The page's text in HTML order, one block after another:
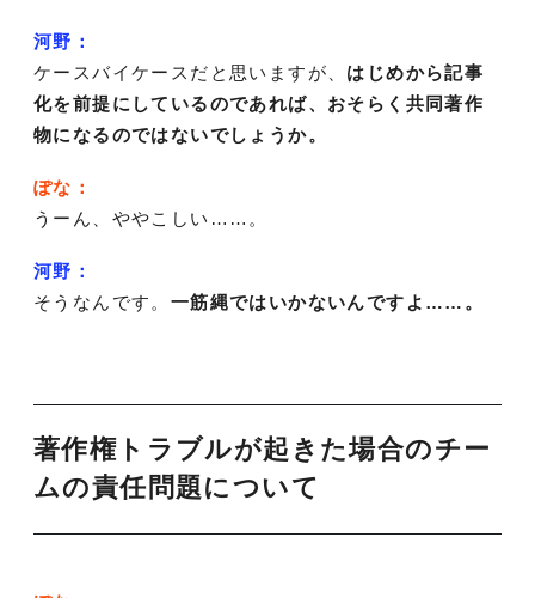
河野：
ケースバイケースだと思いますが、 はじめから記事
化を前提にしているのであれば、おそらく共同著作
物になるのではないでしょうか。
ぽな：
うーん、ややこしい……。
河野：
そうなんです。 一筋縄ではいかないんですよ……。
著作権トラブルが起きた場合のチー
ムの責任問題について